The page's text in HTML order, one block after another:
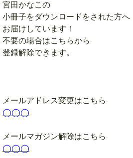
宮田かなこの
小冊子をダウンロードをされた方へ
お届けしています！
不要の場合はこちらから
登録解除できます。
メールアドレス変更はこちら
◯◯◯
メールマガジン解除はこちら
◯◯◯